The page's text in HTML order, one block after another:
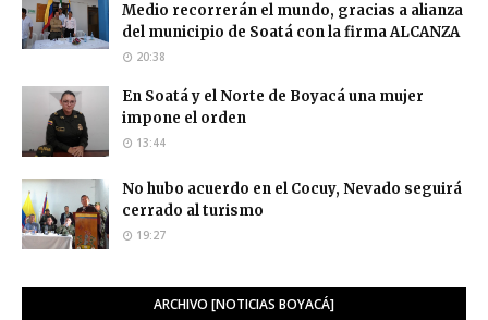
Medio recorrerán el mundo, gracias a alianza
del municipio de Soatá con la firma ALCANZA
20:38
En Soatá y el Norte de Boyacá una mujer
impone el orden
13:44
No hubo acuerdo en el Cocuy, Nevado seguirá
cerrado al turismo
19:27
ARCHIVO [NOTICIAS BOYACÁ]